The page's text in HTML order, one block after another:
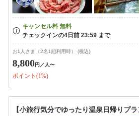
お1人さま（2名1組利用時） (税込)
8,800円 ／人〜
ポイント(1%)
【小旅行気分でゆったり温泉日帰りプ